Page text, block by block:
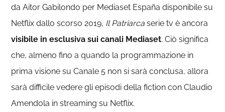
da Aitor Gabilondo per Mediaset España disponibile su
Netflix dallo scorso 2019, Il Patriarcaserie tv è ancora
visibile in esclusiva sui canali Mediaset. Ciò significa
che, almeno fino a quando la programmazione in
prima visione su Canale 5 non si sarà conclusa, allora
sarà difficile vedere gli episodi della fiction con Claudio
Amendola in streaming su Netflix.